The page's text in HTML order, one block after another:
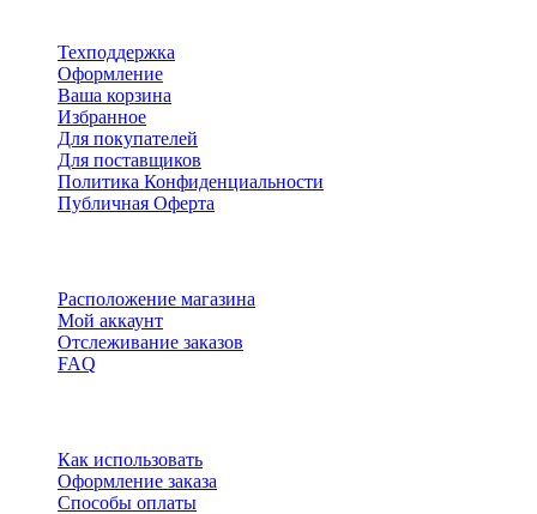
Техподдержка
Оформление
Ваша корзина
Избранное
Для покупателей
Для поставщиков
Политика Конфиденциальности
Публичная Оферта
Расположение магазина
Мой аккаунт
Отслеживание заказов
FAQ
Как использовать
Оформление заказа
Способы оплаты